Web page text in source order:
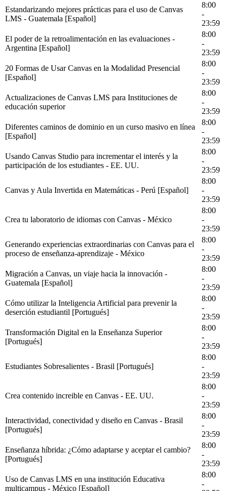
Estandarizando mejores prácticas para el uso de Canvas
LMS - Guatemala [Español]
8:00
-
23:59
El poder de la retroalimentación en las evaluaciones -
Argentina [Español]
8:00
-
23:59
20 Formas de Usar Canvas en la Modalidad Presencial
[Español]
8:00
-
23:59
Actualizaciones de Canvas LMS para Instituciones de
educación superior
8:00
-
23:59
Diferentes caminos de dominio en un curso masivo en línea
[Español]
8:00
-
23:59
Usando Canvas Studio para incrementar el interés y la
participación de los estudiantes - EE. UU.
8:00
-
23:59
Canvas y Aula Invertida en Matemáticas - Perú [Español]
8:00
-
23:59
Crea tu laboratorio de idiomas con Canvas - México
8:00
-
23:59
Generando experiencias extraordinarias con Canvas para el
proceso de enseñanza-aprendizaje - México
8:00
-
23:59
Migración a Canvas, un viaje hacia la innovación -
Guatemala [Español]
8:00
-
23:59
Cómo utilizar la Inteligencia Artificial para prevenir la
deserción estudiantil [Portugués]
8:00
-
23:59
Transformación Digital en la Enseñanza Superior
[Portugués]
8:00
-
23:59
Estudiantes Sobresalientes - Brasil [Portugués]
8:00
-
23:59
Crea contenido increible en Canvas - EE. UU.
8:00
-
23:59
Interactividad, conectividad y diseño en Canvas - Brasil
[Portugués]
8:00
-
23:59
Enseñanza híbrida: ¿Cómo adaptarse y aceptar el cambio?
[Portugués]
8:00
-
23:59
Uso de Canvas LMS en una institución Educativa
multicampus - México [Español]
8:00
-